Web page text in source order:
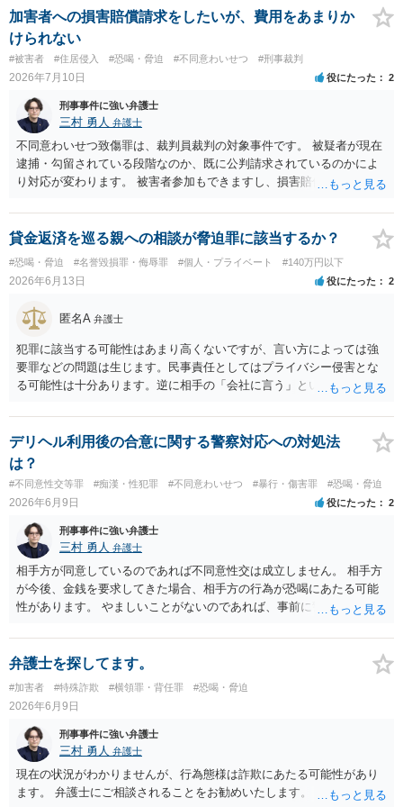
相談をされた方が良いかと思われます。
加害者への損害賠償請求をしたいが、費用をあまりか
けられない
#被害者 #住居侵入 #恐喝・脅迫 #不同意わいせつ #刑事裁判
2026年7月10日 役にたった 2
刑事事件に強い弁護士
三村 勇人 弁護士
不同意わいせつ致傷罪は、裁判員裁判の対象事件です。 被疑者が現在
逮捕・勾留されている段階なのか、既に公判請求されているのかによ
り対応が変わります。 被害者参加もできますし、損害賠償命令制度も
第三者を保証人とする内容で債務名義を取得できるの、まずは刑事和
解を検討します。 弁護士に依頼せず、ご自身で手続きを進めることは
できますが、経験上うまくいった例をみたことがありません。 弁護士
へご相談されることをお勧めはいたします。 ※余談ですが、被害者通
知を依頼すると現在の検察庁での捜査進行や公判期日を知ることがで
きますので、送致後であれば検察庁に電話してみてください。
貸金返済を巡る親への相談が脅迫罪に該当するか？
#恐喝・脅迫 #名誉毀損罪・侮辱罪 #個人・プライベート #140万円以下
2026年6月13日 役にたった 2
匿名A 弁護士
犯罪に該当する可能性はあまり高くないですが、言い方によっては強
要罪などの問題は生じます。民事責任としてはプライバシー侵害とな
る可能性は十分あります。逆に相手の「会社に言う」という発言は脅
（双方の主張ともに取り合わない）でしょう。 返済がなされないので
あれば訴訟や支払督促など法的措置を取るべきというのが法律相談と
しての模範解答となります。「親に言う」という行為が犯罪に該当し
ないとしても、本件のように余計なトラブルを招き、相手が反発して
任意の返済が期待できなくなり、事情によっては不法行為を主張され
て事実上相殺（減額）となってしまうリスクもあり、何の得にもなり
ません。
デリヘル利用後の合意に関する警察対応への対処法
は？
#不同意性交等罪 #痴漢・性犯罪 #不同意わいせつ #暴行・傷害罪 #恐喝・脅迫
2026年6月9日 役にたった 2
刑事事件に強い弁護士
三村 勇人 弁護士
相手方が同意しているのであれば不同意性交は成立しません。 相手方
が今後、金銭を要求してきた場合、相手方の行為が恐喝にあたる可能
性があります。 やましいことがないのであれば、事前に警察に相談す
弁護士を探してます。
#加害者 #特殊詐欺 #横領罪・背任罪 #恐喝・脅迫
2026年6月9日
刑事事件に強い弁護士
三村 勇人 弁護士
現在の状況がわかりませんが、行為態様は詐欺にあたる可能性があり
ます。 弁護士にご相談されることをお勧めいたします。